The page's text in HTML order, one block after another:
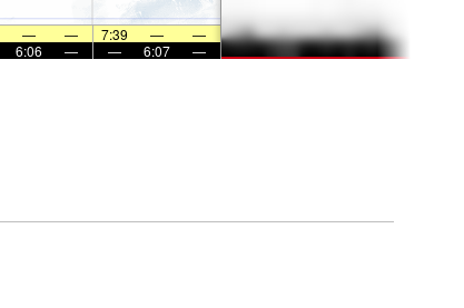
— — 7:39 —
—
6:06 — — 6:07 —